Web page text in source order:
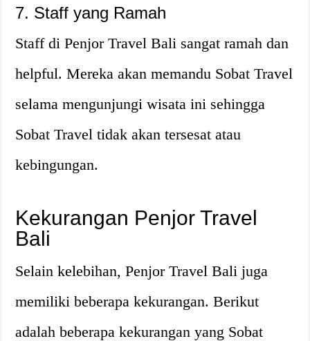
7. Staff yang Ramah
Staff di Penjor Travel Bali sangat ramah dan
helpful. Mereka akan memandu Sobat Travel
selama mengunjungi wisata ini sehingga
Sobat Travel tidak akan tersesat atau
kebingungan.
Kekurangan Penjor Travel
Bali
Selain kelebihan, Penjor Travel Bali juga
memiliki beberapa kekurangan. Berikut
adalah beberapa kekurangan yang Sobat